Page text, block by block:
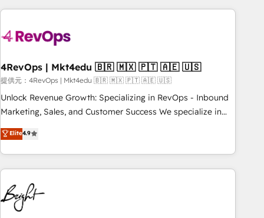
companies turn HubSpot into a revenue engine. We
powered workflows that drive adoption from week one, in
with workflows built around your business, not a template.
➤ Migration: Move from any legacy CRM. Zero downtime,
full data integrity. ➤ Implementation: Configure HubSpot to
run your revenue process. Sales, marketing, and service
custom agents, and APIs to remove manual work. ➤
Ongoing Management: Monthly tune-ups, feature rollouts,
4RevOps | Mkt4edu 🇧🇷 🇲🇽 🇵🇹 🇦🇪 🇺🇸
提供元：4RevOps | Mkt4edu 🇧🇷 🇲🇽 🇵🇹 🇦🇪 🇺🇸
Unlock Revenue Growth: Specializing in RevOps - Inbound
Marketing, Sales, and Customer Success We specialize in
driving revenue growth for companies across industries
through tailored marketing, sales, and customer success
strategies, utilizing RevOps methodologies. As Latin
America's largest HubSpot partner and a global leader in
education market, we offer unparalleled insights. Operating
in five countries—Brazil, UAE (Abu Dhabi/Dubai/Sharjah),
Mexico, USA, and Portugal—we've executed over a hundred
Elite4.9